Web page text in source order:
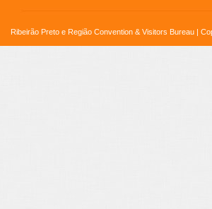
Ribeirão Preto e Região Convention & Visitors Bureau |